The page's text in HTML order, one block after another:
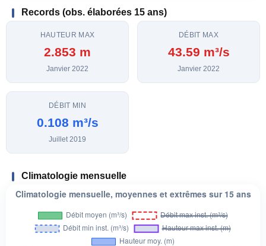
Records (obs. élaborées 15 ans)
HAUTEUR MAX
2.853 m
Janvier 2022
DÉBIT MAX
43.59 m³/s
Janvier 2022
DÉBIT MIN
0.108 m³/s
Juillet 2019
Climatologie mensuelle